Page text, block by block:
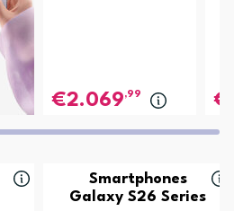
2.069,99
Smartphones
Galaxy S26 Series